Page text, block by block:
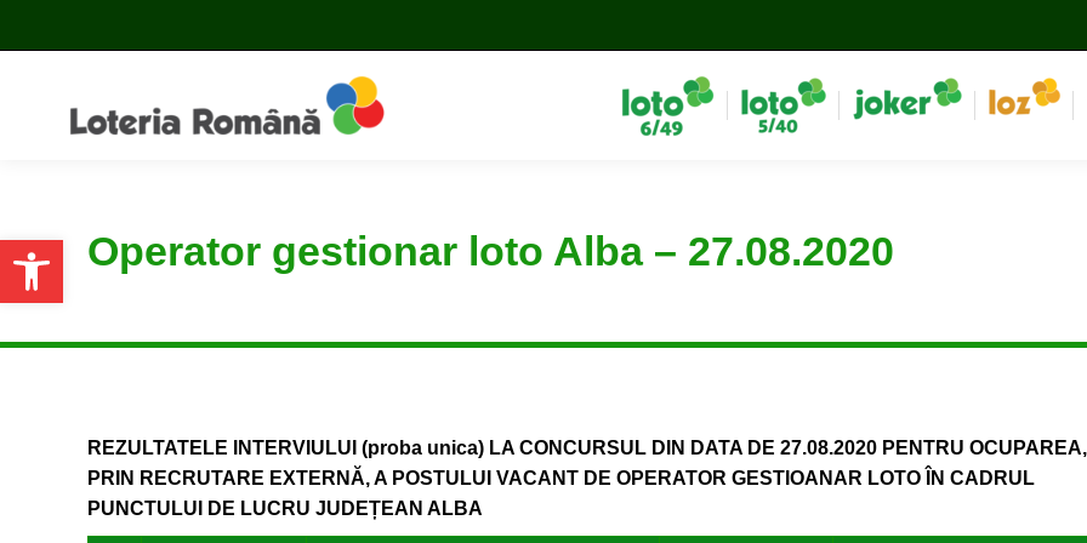
Open toolbarOperator gestionar loto Alba – 27.08.2020
REZULTATELE INTERVIULUI (proba unica) LA CONCURSUL DIN DATA DE 27.08.2020 PENTRU OCUPAREA,
PRIN RECRUTARE EXTERNĂ, A POSTULUI VACANT DE OPERATOR GESTIOANAR LOTO ÎN CADRUL
PUNCTULUI DE LUCRU JUDEȚEAN ALBA